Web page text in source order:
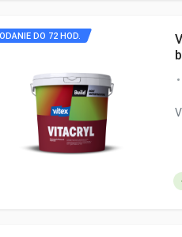
DO 72 HOD.